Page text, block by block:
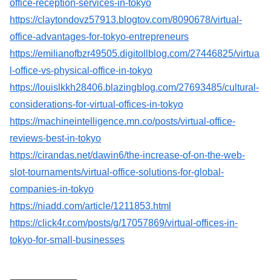
office-reception-services-in-tokyo
https://claytondovz57913.blogtov.com/8090678/virtual-
office-advantages-for-tokyo-entrepreneurs
https://emilianofbzr49505.digitollblog.com/27446825/virtua
l-office-vs-physical-office-in-tokyo
https://louislkkh28406.blazingblog.com/27693485/cultural-
considerations-for-virtual-offices-in-tokyo
https://machineintelligence.mn.co/posts/virtual-office-
reviews-best-in-tokyo
https://cirandas.net/dawin6/the-increase-of-on-the-web-
slot-tournaments/virtual-office-solutions-for-global-
companies-in-tokyo
https://niadd.com/article/1211853.html
https://click4r.com/posts/g/17057869/virtual-offices-in-
tokyo-for-small-businesses